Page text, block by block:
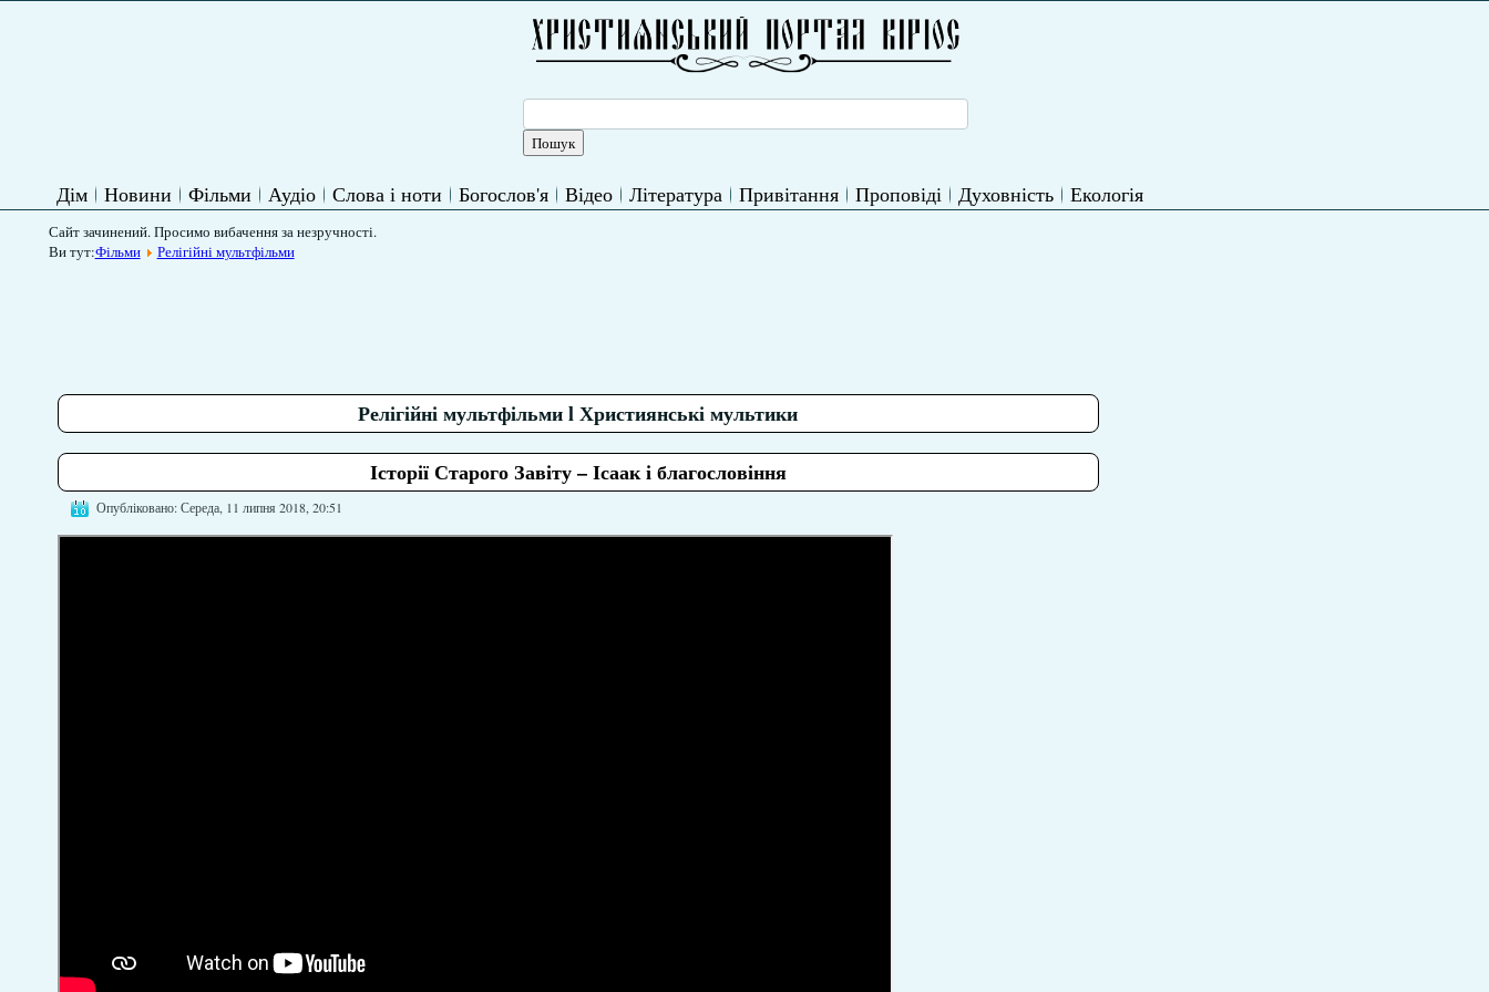
Дім Новини Фільми Аудіо Слова і ноти Богослов'я Відео Література Привітання Проповіді Духовність Екологія
Сайт зачинений. Просимо вибачення за незручності.
Ви тут:Фільми Релігійні мультфільми
Релігійні мультфільми l Християнські мультики
Історії Старого Завіту – Ісаак і благословіння
Опубліковано: Середа, 11 липня 2018, 20:51